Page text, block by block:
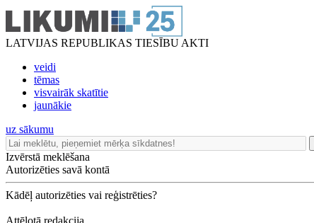
LATVIJAS REPUBLIKAS TIESĪBU AKTI
veidi
tēmas
visvairāk skatītie
jaunākie
uz sākumu
Izvērstā meklēšana
Autorizēties savā kontā
Kādēļ autorizēties vai reģistrēties?
Attēlotā redakcija